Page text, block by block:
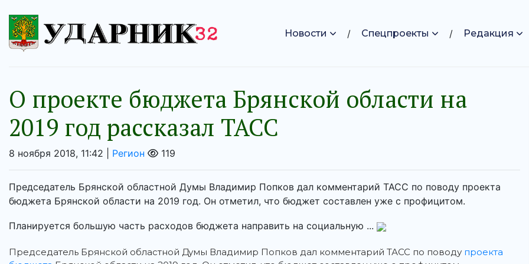
Новости Спецпроекты Редакция
О проекте бюджета Брянской области на
2019 год рассказал ТАСС
8 ноября 2018, 11:42 | Регион 119
Председатель Брянской областной Думы Владимир Попков дал комментарий ТАСС по поводу проекта
бюджета Брянской области на 2019 год. Он отметил, что бюджет составлен уже с профицитом.
Планируется большую часть расходов бюджета направить на социальную ...
Председатель Брянской областной Думы Владимир Попков дал комментарий ТАСС по поводу проекта